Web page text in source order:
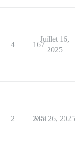
4 167
Juillet 16,
2025
2 235
Mai 26, 2025